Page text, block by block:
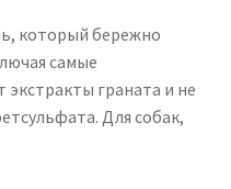
который бережно
самые
граната и не
Для собак,